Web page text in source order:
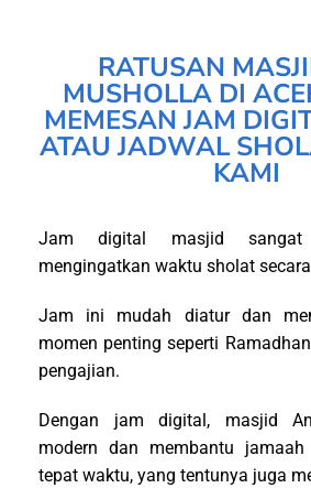
RATUSAN
MUSHOLLA DI
MEMESAN JAM
ATAU JADWAL
KAMI
Jam digital masjid
mengingatkan waktu sholat
Jam ini mudah diatur dan
momen penting seperti
pengajian.
Dengan jam digital, masjid
modern dan membantu
tepat waktu, yang tentunya juga